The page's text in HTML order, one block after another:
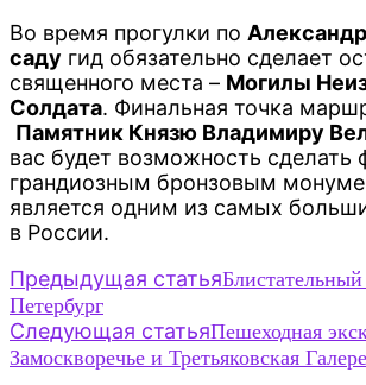
Во время прогулки по
саду гид обязательно сделает
священного места – Могилы
Солдата. Финальная точка
Памятник Князю Владимиру
вас будет возможность сделать
грандиозным бронзовым
является одним из самых
в России.
Навигация
по
записям
Предыдущая статья
Петербург
Следующая статьяПешеходная
Замоскворечье и Третьяковская